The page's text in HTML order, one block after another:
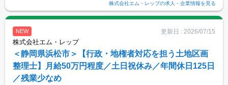
株式会社エム・レップの求人・企業情報を見る
NEW 更新日 : 2026/07/15
株式会社エム・レップ
＜静岡県浜松市＞【行政・地権者対応を担う土地区画
整理士】月給50万円程度／土日祝休み／年間休日125日
／残業少なめ